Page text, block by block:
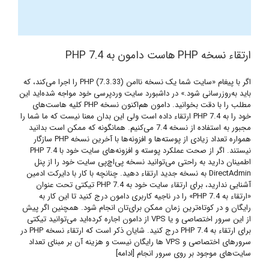
ارتقاء نسخه PHP هاست دامون به PHP 7.4
اگر با پیغام «سایت شما یک نسخه ناامن PHP (7.3.33) را اجرا می‌کند، که
باید به‌روزرسانی شود.» در داشبورد سایت وردپرسی خود مواجه شده‌اید این
مطلب را با دقت بخوانید. دامون هم‌اکنون نسخه PHP کلیه هاست‌های
خود را به PHP 7.4 ارتقاء داده است ولی این بدان معنا نیست که ما شما را
مجبور به استفاده از نسخه 7.4 می‌کنیم. همانگونه که ممکن است بدانید
همواره تعداد زیادی از پوسته‌ها و افزونه‌ها با آخرین نسخه PHP سازگار
نیستند. اگر از صحت عملکرد پوسته و افزونه‌های سایت خود با PHP 7.4
اطمینان دارید به راحتی می‌توانید نسخه پی‌اچ‌پی سایت خود را از پنل
DirectAdmin به نسخه جدید ارتقاء دهید. چنانچه با کار با دایرکت ادمین
آشنایی ندارید، برای ارتقاء سایت خود به PHP 7.4 تیکتی تحت عنوان
«ارتقاء به PHP 7.4» را در ناجیه کاربری دامون درج کنید تا این کار به
رایگان و در کوتاه‌ترین زمان ممکن برای‌تان انجام شود. همچنین اگر پیش
از این سرور اختصاصی و یا VPS از دامون اجاره کرده‌اید می‌توانید تیکتی
برای ارتقاء به PHP 7.4 درج کنید. شایان ذکر است که ارتقاء نسخه PHP در
سرورهای اختصاصی و VPS ها رایگان نیست و هزینه آن بر مبنای تعداد
سایت‌های موجود بر روی سرور انجام [ادامه]